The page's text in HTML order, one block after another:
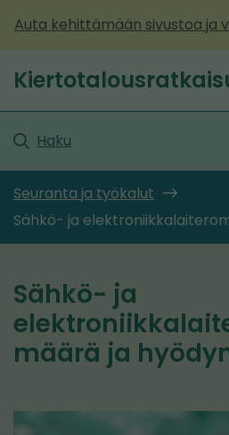
sisältöön
Auta kehittämään sivustoa ja
Etusivu
Haku
Seuranta ja työkalut
Sähkö- ja
Sähkö- ja
määrä ja